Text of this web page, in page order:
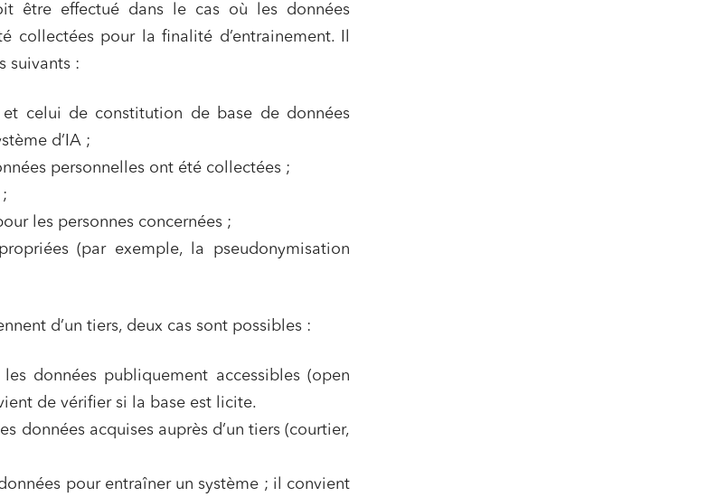
être effectué dans le cas où les données
collectées pour la finalité d’entrainement. Il
suivants :
celui de constitution de base de données
d’IA ;
personnelles ont été collectées ;
les personnes concernées ;
(par exemple, la pseudonymisation
d’un tiers, deux cas sont possibles :
données publiquement accessibles (open
de vérifier si la base est licite.
données acquises auprès d’un tiers (courtier,
pour entraîner un système ; il convient
de confidentialité